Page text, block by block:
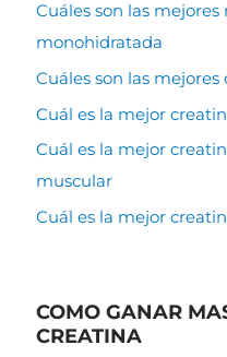
Cuáles son las
monohidratada
Cuáles son las
Cuál es la mejor
Cuál es la mejor
muscular
Cuál es la mejor
COMO GANAR
CREATINA